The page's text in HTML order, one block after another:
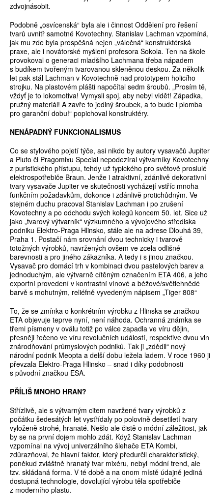
zdvojnásobit.
Podobně „osvícenská“ byla ale i činnost Oddělení pro řešení
tvarů uvnitř samotné Kovotechny. Stanislav Lachman vzpomíná,
jak mu zde byla prospěšná nejen „válečná“ konstruktérská
praxe, ale i novátorské myšlení profesora Sokola. Ten na škole
provokoval o generaci mladšího Lachmana třeba nápadem
s budíkem tvořeným tvarovanou skleněnou deskou. Za několik
let pak stál Lachman v Kovotechně nad prototypem holicího
strojku. Na plastovém plášti napočítal sedm šroubů. „Prosím tě,
vždyť je to lokomotiva! Vymysli spoj, aby nebyl vidět! Západka,
pružný materiál! A zavře to jediný šroubek, a to bude i plomba
pro garanční dobu!“ popichoval konstruktéry.
NENÁPADNÝ FUNKCIONALISMUS
Co se stylového pojetí týče, asi nikdo by autory vysavačů Jupiter
a Pluto či Pragomixu Special nepodezíral výtvarníky Kovotechny
z puristického přístupu, tehdy už typického pro světově proslulé
elektrospotřebiče Braun. Jenže i atraktivní, zdánlivě dekorativní
tvary vysavače Jupiter ve skutečnosti vycházejí vstříc mnoha
funkčním požadavkům, dokonce i zdánlivě protichůdným. Ve
stejném duchu pracoval Stanislav Lachman i po zrušení
Kovotechny a po odchodu svých kolegů koncem 50. let. Sice už
jako „tvarový výtvarník“ výzkumného a vývojového střediska
podniku Elektro-Praga Hlinsko, stále ale na adrese Dlouhá 39,
Praha 1. Postačí nám srovnání dvou technicky i tvarově
totožných výrobků, navržených ovšem ve zcela odlišné
barevnosti a pro jiného zákazníka. A tedy i s jinou značkou.
Vysavač pro domácí trh v kombinaci dvou pastelových barev a
jednoduchým, ale výtvarně cítěným označením ETA 406, a jeho
exportní provedení v kontrastní vínové a béžové/světlehnědé
barvě s mohutným, reliéfně vyvedeným nápisem „Tiger 808“
To, že se zmínka o konkrétním výrobku z Hlinska se značkou
ETA objevuje teprve nyní, není náhoda. Ochranná známka se
třemi písmeny v oválu totiž po válce zapadla ve víru dějin,
přesněji řečeno ve víru revolučních událostí, respektive dvou vln
znárodňování průmyslových podniků. Tak ji „zdědil“ nový
národní podnik Meopta a delší dobu ležela ladem. V roce 1960 ji
převzala Elektro-Praga Hlinsko – snad i díky podobnosti
s původní značkou ESA.
PŘÍLIŠ MNOHO HRAN?
Střízlivě, ale s výtvarným citem navržené tvary výrobků z
počátku šedesátých let vystřídaly po polovině desetiletí tvary
vyloženě strohé, hranaté. Nešlo ale čistě o módní záležitost, jak
by se na první dojem mohlo zdát. Když Stanislav Lachman
vzpomínal na vývoj univerzálního šlehače ETA Kombi,
zdůrazňoval, že hlavní faktor, který předurčil charakteristický,
poněkud zvláštně hranatý tvar mixéru, nebyl módní trend, ale
tzv. skládaná forma. V té době a na onom místě údajně jediná
dostupná technologie, dovolující výrobu těla spotřebiče
z moderního plastu.